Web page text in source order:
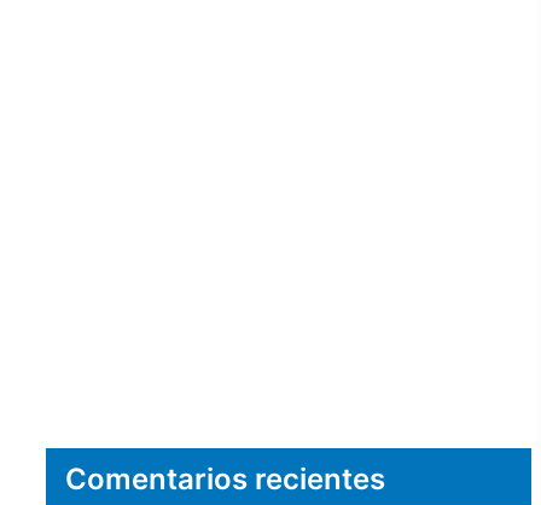
Comentarios recientes